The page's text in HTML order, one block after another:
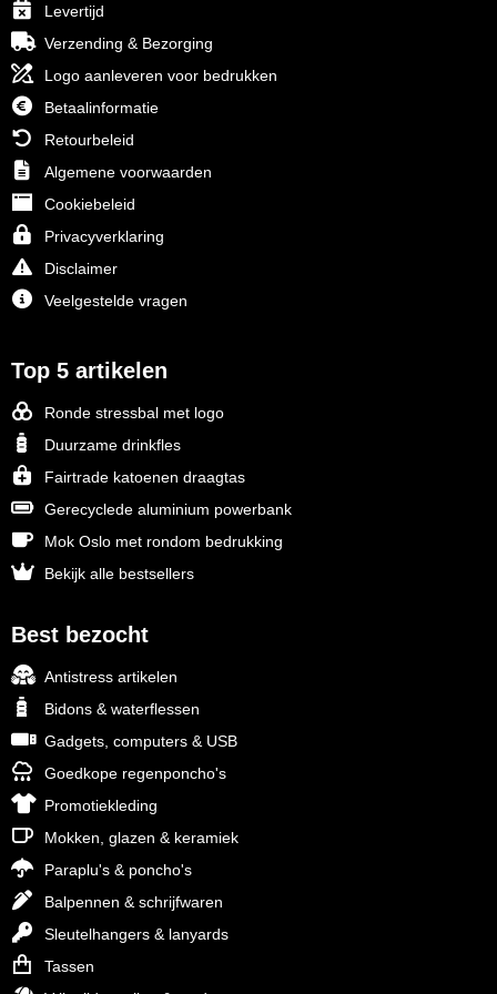
Sportkleding
Tassen
Veiligheid, auto & fiets
Werkkleding & bedrijfskleding
Join the pipe
Kambukka
Lipton
Marksman
Marvin's
Mentos
Mepal
MiniMAX
NoStress
Ocean Bottle
Parker pennen
Peekay
Philips
Senator
Sophie Muval
Levertijd
Verzending & Bezorging
Logo aanleveren voor bedrukken
Betaalinformatie
Retourbeleid
Algemene voorwaarden
Cookiebeleid
Privacyverklaring
Disclaimer
Veelgestelde vragen
Top 5 artikelen
Ronde stressbal met logo
Duurzame drinkfles
Fairtrade katoenen draagtas
Gerecyclede aluminium powerbank
Mok Oslo met rondom bedrukking
Bekijk alle bestsellers
Best bezocht
Antistress artikelen
Bidons & waterflessen
Gadgets, computers & USB
Goedkope regenponcho's
Promotiekleding
Mokken, glazen & keramiek
Paraplu's & poncho's
Balpennen & schrijfwaren
Sleutelhangers & lanyards
Tassen